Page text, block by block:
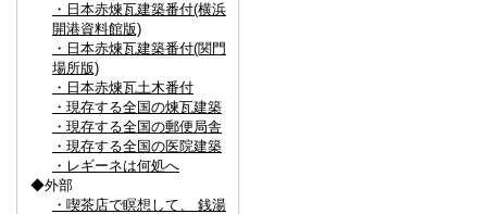
・日本赤煉瓦建築番付(横浜
開港資料館版)
・日本赤煉瓦建築番付(関門
場所版)
・日本赤煉瓦土木番付
・現存する全国の煉瓦建築
・現存する全国の郵便局舎
・現存する全国の医院建築
・レギーネは何処へ
◆外部
・喫茶店で瞑想して、 銭湯